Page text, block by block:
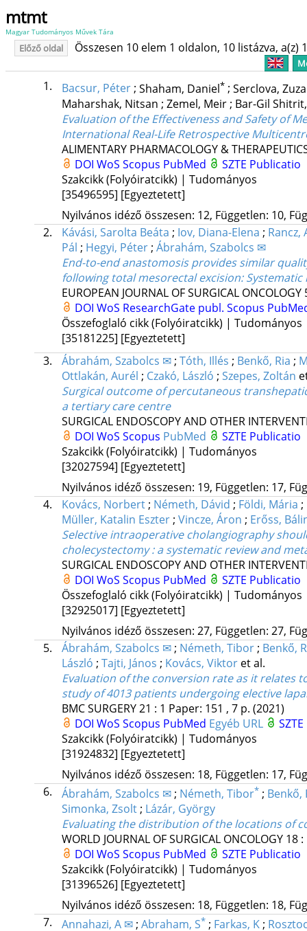
mtmt
Magyar Tudományos Művek Tára
Előző oldal Összesen 10 elem 1 oldalon, 10 listázva, a(z)
1. Bacsur, Péter; Shaham, Daniel* ; Serclova,
Maharshak, Nitsan ; Zemel, Meir ; Bar-Gil
Evaluation of the Effectiveness and Safety of
International Real-Life Retrospective
ALIMENTARY PHARMACOLOGY &
DOI WoS Scopus PubMed
SZTE Publicatio
Szakcikk (Folyóiratcikk) | Tudományos
[35496595] [Egyeztetett]
Nyilvános idéző összesen: 12, Független: 10,
2.
Kávási, Sarolta Beáta ; Iov, Diana-Elena ; Rancz,
Pál ; Hegyi, Péter ; Ábrahám, Szabolcs ✉
End-to-end anastomosis provides similar
following total mesorectal excision: Systematic
EUROPEAN JOURNAL OF SURGICAL ONCOLOGY
DOI WoS ResearchGate publ. Scopus
Összefoglaló cikk (Folyóiratcikk) | Tudományos
[35181225] [Egyeztetett]
3.
Ábrahám, Szabolcs ✉ ; Tóth, Illés ; Benkő, Ria ;
Ottlakán, Aurél ; Czakó, László ; Szepes, Zoltán
Surgical outcome of percutaneous
a tertiary care centre
SURGICAL ENDOSCOPY AND OTHER
DOI WoS Scopus PubMed
SZTE Publicatio
Szakcikk (Folyóiratcikk) | Tudományos
[32027594] [Egyeztetett]
Nyilvános idéző összesen: 19, Független: 17,
4.
Kovács, Norbert ; Németh, Dávid ; Földi, Mária ;
Müller, Katalin Eszter ; Vincze, Áron ; Erőss,
Selective intraoperative cholangiography
cholecystectomy : a systematic review and
SURGICAL ENDOSCOPY AND OTHER
DOI WoS Scopus PubMed
SZTE Publicatio
Összefoglaló cikk (Folyóiratcikk) | Tudományos
[32925017] [Egyeztetett]
Nyilvános idéző összesen: 27, Független: 27,
5.
Ábrahám, Szabolcs ✉ ; Németh, Tibor ; Benkő,
László ; Tajti, János ; Kovács, Viktor et al.
Evaluation of the conversion rate as it relates
study of 4013 patients undergoing elective
BMC SURGERY21 : 1 Paper: 151 , 7 p. (2021)
DOI WoS Scopus PubMed Egyéb URL
Szakcikk (Folyóiratcikk) | Tudományos
[31924832] [Egyeztetett]
Nyilvános idéző összesen: 18, Független: 17,
6.
Ábrahám, Szabolcs ✉ ; Németh, Tibor* ; Benkő,
Simonka, Zsolt ; Lázár, György
Evaluating the distribution of the locations of
WORLD JOURNAL OF SURGICAL ONCOLOGY 18:
DOI WoS Scopus PubMed
SZTE Publicatio
Szakcikk (Folyóiratcikk) | Tudományos
[31396526] [Egyeztetett]
Nyilvános idéző összesen: 18, Független: 18,
7.
Annahazi, A ✉; Abraham, S* ; Farkas, K;